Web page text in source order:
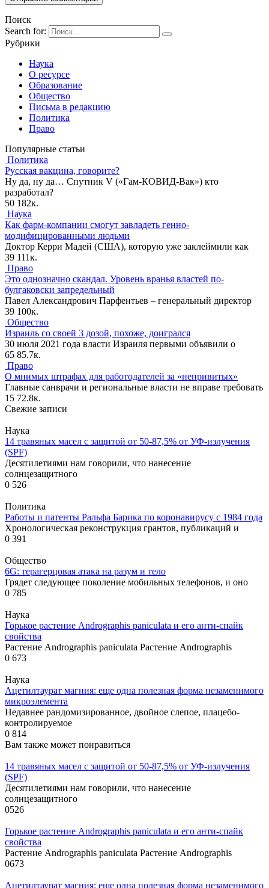
Поиск
Search for:
Рубрики
Наука
О ресурсе
Образование
Общество
Письма в редакцию
Политика
Право
Популярные статьи
Политика
Русская вакцина, говорите?
Ну да, ну да… Спутник V («Гам-КОВИД-Вак») кто
разработал?
50 182к.
Наука
Как фарм-компании смогут завладеть генно-
модифицированными людьми
Доктор Керри Мадей (США), которую уже заклеймили как
39 111к.
Право
Это однозначно скандал. Уровень вранья властей по-
булгаковски запредельный
Павел Александрович Парфентьев – генеральный директор
39 100к.
Общество
Израиль со своей 3 дозой, похоже, доигрался
30 июля 2021 года власти Израиля первыми объявили о
65 85.7к.
Право
О мнимых штрафах для работодателей за «непривитых»
Главные санврачи и региональные власти не вправе требовать
15 72.8к.
Свежие записи
Наука
14 травяных масел с защитой от 50-87,5% от УФ-излучения
(SPF)
Десятилетиями нам говорили, что нанесение
солнцезащитного
0 526
Политика
Работы и патенты Ральфа Барика по коронавирусу с 1984 года
Хронологическая реконструкция грантов, публикаций и
0 391
Общество
6G: терагерцовая атака на разум и тело
Грядет следующее поколение мобильных телефонов, и оно
0 785
Наука
Горькое растение Andrographis paniculata и его анти-спайк
свойства
Растение Andrographis paniculata Растение Andrographis
0 673
Наука
Ацетилтаурат магния: еще одна полезная форма незаменимого
микроэлемента
Недавнее рандомизированное, двойное слепое, плацебо-
контролируемое
0 814
Вам также может понравиться
14 травяных масел с защитой от 50-87,5% от УФ-излучения
(SPF)
Десятилетиями нам говорили, что нанесение
солнцезащитного
0526
Горькое растение Andrographis paniculata и его анти-спайк
свойства
Растение Andrographis paniculata Растение Andrographis
0673
Ацетилтаурат магния: еще одна полезная форма незаменимого